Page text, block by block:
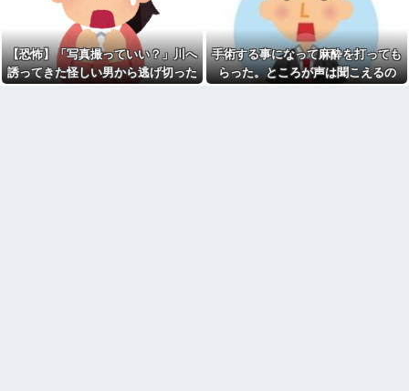
熊本地震で居酒屋から温泉が
湧き出るｗｗｗｗｗｗｗｗ
【悲報】思春期の娘に「キモ
ッ」と言われたお父さん、グレ
るｗｗｗｗｗｗｗ
本物のスパイ、政府批判どこ
ろか「むしろ政府の味方」を演
じて潜伏することが判明
【絶体絶命！】夫実家では老
犬を飼っている。義母から「申
し訳ないけどお留守番に来て貰
【恐怖】「写真撮っていい？」川へ
誘ってきた怪しい男から逃げ切った
手術する事になって麻酔を打っても
らった。ところが声は聞こえるの